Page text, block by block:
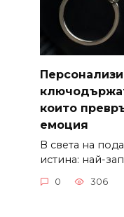
които
емоция
В света на
истина: най-
0 306